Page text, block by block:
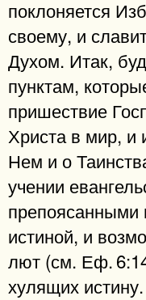
поклоняется
своему, и
Духом. Итак,
пунктам,
пришествие
Христа в мир, и
Нем и о
учении
истиной, и
лют (см. Еф.
хулящих истину.